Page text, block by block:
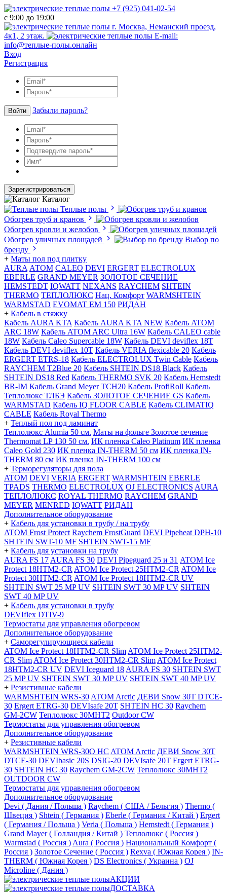
+7 (925) 041-02-54
с 9:00 до 19:00
г. Москва, Неманский проезд,
4к1, 2 этаж.
E-mail:
info@теплые-полы.онлайн
Вход
Регистрация
Войти Забыли пароль?
Зарегистрироваться
Каталог
Теплые полы
Обогрев труб и кранов
Обогрев кровли и желобов
Обогрев уличных площадей
Выбор по
бренду
+ Маты пол под плитку
AURA АТОМ CALEO DEVI ERGERT ELECTROLUX
EBERLE GRAND MEYER ЗОЛОТОЕ СЕЧЕНИЕ
HEMSTEDT IQWATT NEXANS RAYCHEM SHTEIN
THERMO ТЕПЛОЛЮКС Нац. Комфорт WARMSHTEIN
WARMSTAD EVOMAT EM 150 РИДАН
+ Кабель в стяжку
Кабель AURA KTA Кабель AURA KTA NEW Кабель ATOM
ARC 18W Кабель ATOM ARC Ultra 16W Кабель CALEO cable
18W Кабель Caleo Supercable 18W Кабель DEVI deviflex 18T
Кабель DEVI deviflex 10T Кабель VERIA flexicable 20 Кабель
ERGERT ETRS-18 Кабель ELECTROLUX Twin Cable Кабель
RAYCHEM T2Blue 20 Кабель SHTEIN DS18 Black Кабель
SHTEIN DS18 Red Кабель THERMO SVK 20 Кабель Hemstedt
BR-IM Кабель Grand Meyer TCH20 Кабель ProfiRoll Кабель
Теплолюкс ТЛБЭ Кабель ЗОЛОТОЕ СЕЧЕНИЕ GS Кабель
WARMSTAD Кабель IQ FLOOR CABLE Кабель CLIMATIQ
CABLE Кабель Royal Thermo
+ Теплый пол под ламинат
Теплолюкс Alumia 50 см. Маты на фольге Золотое сечение
Thermomat LP 130 50 cм. ИК пленка Caleo Platinum ИК пленка
Caleo Gold 230 ИК пленка IN-THERM 50 см ИК пленка IN-
THERM 80 см ИК пленка IN-THERM 100 см
+ Терморегуляторы для пола
ATOM DEVI VERIA ERGERT WARMSHTEIN EBERLE
TPADS THERMO ELECTROLUX OJ ELECTRONICS AURA
ТЕПЛОЛЮКС ROYAL THERMO RAYCHEM GRAND
MEYER MENRED IQWATT РИДАН
Дополнительное оборудование
+ Кабель для установки в трубу / на трубу
ATOM Frost Protect Raychem FrostGuard DEVI Pipeheat DPH-10
SHTEIN SWT-10 MF SHTEIN SWT-15 MF
+ Кабель для установки на трубу
AURA FS 17 AURA FS 30 DEVI Pipeguard 25 и 31 ATOM Ice
Protect 18HTM2-CR ATOM Ice Protect 25HTM2-CR ATOM Ice
Protect 30HTM2-CR ATOM Ice Protect 18HTM2-CR UV
SHTEIN SWT 25 MP UV SHTEIN SWT 30 MP UV SHTEIN
SWT 40 MP UV
+ Кабель для установки в трубу
DEVIflex DTIV-9
Термостаты для управления обогревом
Дополнительное оборудование
+ Саморегулирующиеся кабели
ATOM Ice Protect 18HTM2-CR Slim ATOM Ice Protect 25HTM2-
CR Slim ATOM Ice Protect 30HTM2-CR Slim ATOM Ice Protect
18HTM2-CR UV DEVI Iceguard 18 AURA FS 30 SHTEIN SWT
25 MP UV SHTEIN SWT 30 MP UV SHTEIN SWT 40 MP UV
+ Резистивные кабели
WARMSHTEIN WRS-30 ATOM Arctic ДЕВИ Snow 30T DTCE-
30 Ergert ETRG-30 DEVIsafe 20T SHTEIN HC 30 Raychem
GM-2CW Теплолюкс 30МНТ2 Outdoor CW
Термостаты для управления обогревом
Дополнительное оборудование
+ Резистивные кабели
WARMSHTEIN WRS-30O HC ATOM Arctic ДЕВИ Snow 30T
DTCE-30 DEVIbasic 20S DSIG-20 DEVIsafe 20T Ergert ETRG-
30 SHTEIN HC 30 Raychem GM-2CW Теплолюкс 30МНТ2
OUTDOOR CW
Термостаты для управления обогревом
Дополнительное оборудование
Devi ( Дания / Польша ) Raychem ( США / Бельгия ) Thermo (
Швеция ) Shtein ( Германия ) Eberle ( Германия / Китай ) Ergert
( Германия / Польша ) Veria ( Польша ) Hemstedt ( Германия )
Grand Mayer ( Голландия / Китай ) Теплолюкс ( Россия )
Warmstad ( Россия ) Aura ( Россия ) Национальный Комфорт (
Россия ) Золотое Сечение ( Россия ) Rexva ( Южная Корея ) IN-
THERM ( Южная Корея ) DS Electronics ( Украина ) OJ
Microline ( Дания )
АКЦИИ
ДОСТАВКА